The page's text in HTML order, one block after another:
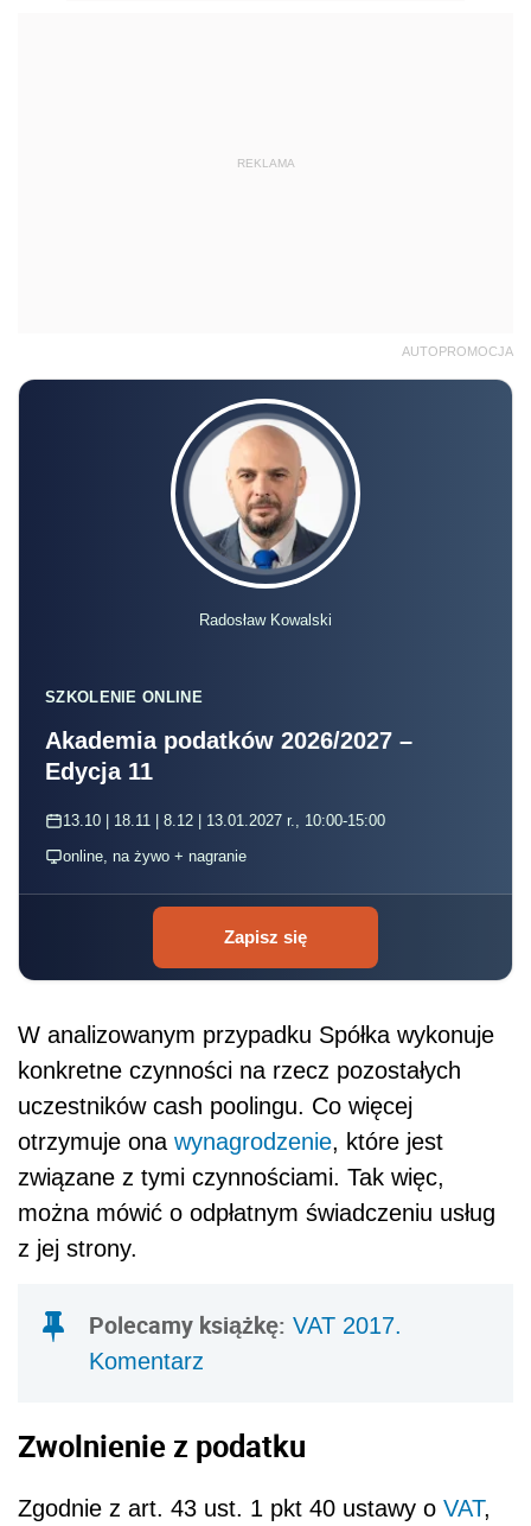
REKLAMA
AUTOPROMOCJA
Radosław Kowalski
SZKOLENIE ONLINE
Akademia podatków 2026/2027 –
Edycja 11
13.10 | 18.11 | 8.12 | 13.01.2027 r., 10:00-15:00
online, na żywo + nagranie
Zapisz się
W analizowanym przypadku Spółka wykonuje
konkretne czynności na rzecz pozostałych
uczestników cash poolingu. Co więcej
otrzymuje ona wynagrodzenie, które jest
związane z tymi czynnościami. Tak więc,
można mówić o odpłatnym świadczeniu usług
z jej strony.
Polecamy książkę: VAT 2017.
Komentarz
Zwolnienie z podatku
Zgodnie z art. 43 ust. 1 pkt 40 ustawy o VAT,